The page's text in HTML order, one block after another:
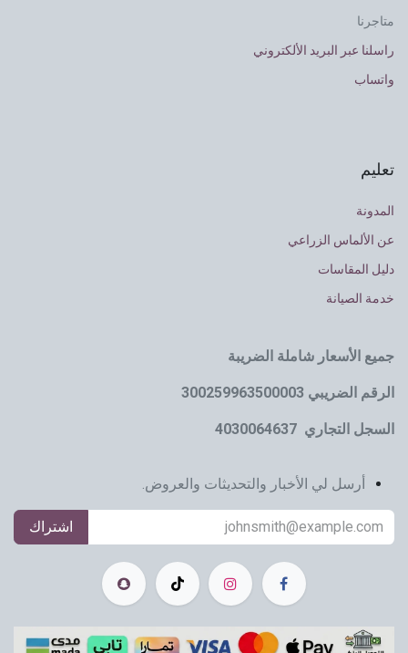
متاجرنا
راسلنا عبر البريد الألكتروني
واتساب
تعليم
المدونة
عن الألماس الزراعي
دليل المقاسات
خدمة الصيانة
جميع الأسعار شاملة الضريبة
الرقم الضريبي 300259963500003
السجل التجاري 4030064637
أرسل لي الأخبار والتحديثات والعروض.
اشتراك